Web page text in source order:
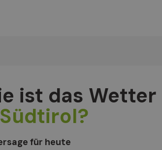
ist das Wetter
Südtirol?
für heute